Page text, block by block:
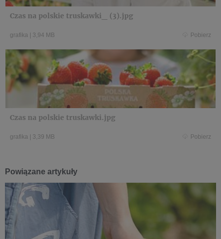
Czas na polskie truskawki_ (3).jpg
grafika 3,94 MB Pobierz
Czas na polskie truskawki.jpg
grafika 3,39 MB Pobierz
Powiązane artykuły